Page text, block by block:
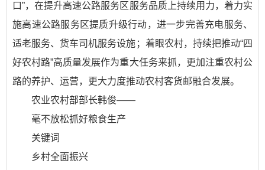
口”，在提升高速公路服务区服务品质上持续用力，着力实
施高速公路服务区提质升级行动，进一步完善充电服务、
适老服务、货车司机服务设施；着眼农村，持续把推动“四
好农村路”高质量发展作为重大任务来抓，更加注重农村公
路的养护、运营，更大力度推动农村客货邮融合发展。
农业农村部部长韩俊——
毫不放松抓好粮食生产
关键词
乡村全面振兴